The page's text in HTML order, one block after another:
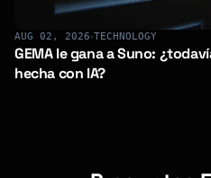
AUG 02, 2026 TECHNOLOGY
GEMA le gana a Suno:
hecha con IA?